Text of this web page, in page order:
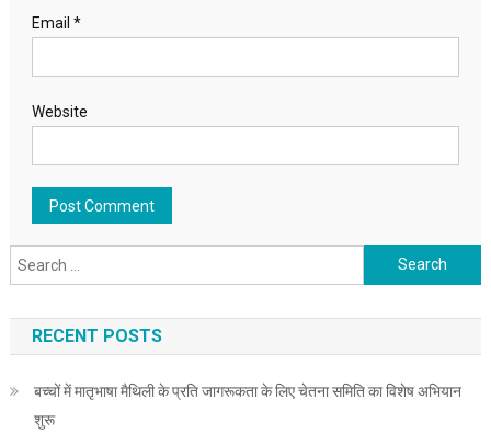
Email *
Website
Search for:
RECENT POSTS
बच्चों में मातृभाषा मैथिली के प्रति जागरूकता के लिए चेतना समिति का विशेष अभियान
शुरू